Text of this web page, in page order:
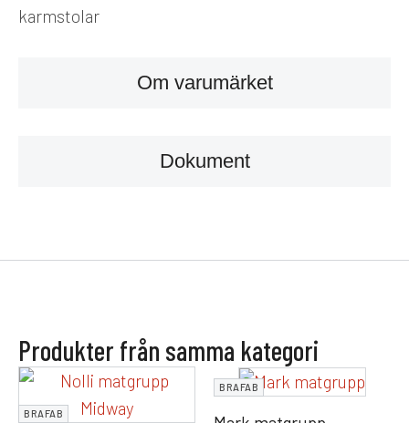
Om varumärket
Dokument
karmstolar
Produkter från samma kategori
BRAFAB
BRAFAB